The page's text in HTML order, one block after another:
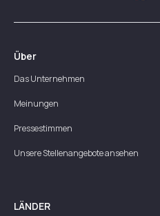
Über
Das Unternehmen
Meinungen
Pressestimmen
Unsere Stellenangebote ansehen
LÄNDER